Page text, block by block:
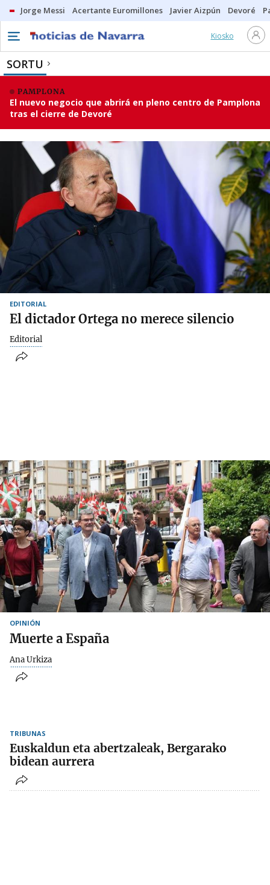
Jorge Messi Acertante Euromillones Javier Aizpún Devoré
Kiosko
SORTU
PAMPLONA
El nuevo negocio que abrirá en pleno centro de Pamplona
tras el cierre de Devoré
EDITORIAL
El dictador Ortega no merece silencio
Editorial
OPINIÓN
Muerte a España
Ana Urkiza
TRIBUNAS
Euskaldun eta abertzaleak, Bergarako
bidean aurrera